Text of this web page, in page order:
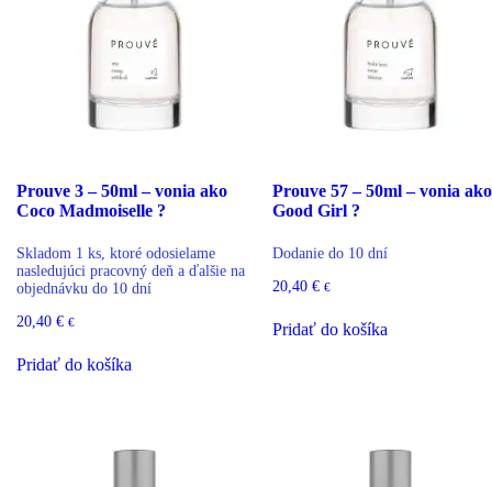
Prouve 3 – 50ml – vonia ako
Coco Madmoiselle ?
Skladom 1 ks, ktoré odosielame
nasledujúci pracovný deň a ďalšie na
objednávku do 10 dní
20,40 € €
Pridať do košíka
Prouve 57 – 50ml – vonia ako
Good Girl ?
Dodanie do 10 dní
20,40 € €
Pridať do košíka